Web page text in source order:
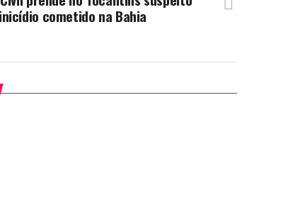
cometido na Bahia